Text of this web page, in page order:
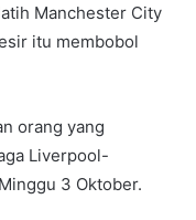
Manchester City
itu membobol
orang yang
Liverpool-
3 Oktober.